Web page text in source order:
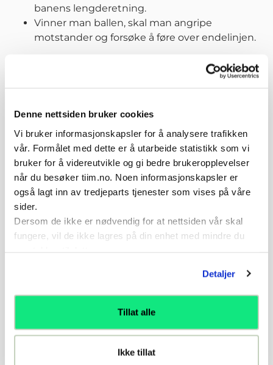
Denne nettsiden bruker cookies
Vi bruker informasjonskapsler for å analysere trafikken
vår. Formålet med dette er å utarbeide statistikk som vi
bruker for å videreutvikle og gi bedre brukeropplevelser
når du besøker tiim.no. Noen informasjonskapsler er
også lagt inn av tredjeparts tjenester som vises på våre
sider.
Dersom de ikke er nødvendig for at nettsiden vår skal
fungere, vil de ikke lagres på din enhet med mindre du
Detaljer
Tillat alle
Ikke tillat
banens lengderetning.
Vinner man ballen, skal man angripe
motstander og forsøke å føre over endelinjen.
Fokus på både 1F og 1A – 1A momenter i øvelse
nr .18.
Referanser
Hvis du ønsker mer kontekst så er denne øvelsen
referert til i følgende artikler:
Relaterte øvelser